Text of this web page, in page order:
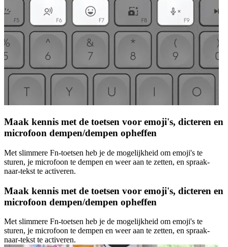
Maak kennis met de toetsen voor emoji's, dicteren en
microfoon dempen/dempen opheffen
Met slimmere Fn-toetsen heb je de mogelijkheid om emoji's te
sturen, je microfoon te dempen en weer aan te zetten, en spraak-
naar-tekst te activeren.
Maak kennis met de toetsen voor emoji's, dicteren en
microfoon dempen/dempen opheffen
Met slimmere Fn-toetsen heb je de mogelijkheid om emoji's te
sturen, je microfoon te dempen en weer aan te zetten, en spraak-
naar-tekst te activeren.